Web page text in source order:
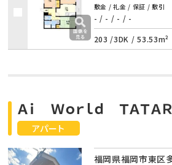
敷金 / 礼金 / 保証 / 敷引
- / - / - / -
203 /3DK /53.53m²
アパート
Ａｉ Ｗｏｒｌｄ ＴＡＴ
福岡県福岡市東区